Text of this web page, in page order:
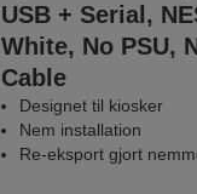
USB + Serial,
White, No PSU,
Cable
Designet til kiosker
Nem installation
Re-eksport gjort